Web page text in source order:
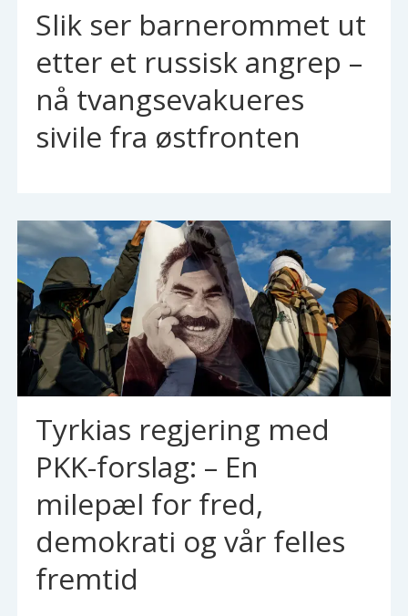
Slik ser barnerommet ut
etter et russisk angrep –
nå tvangsevakueres
sivile fra østfronten
Tyrkias regjering med
PKK-forslag: – En
milepæl for fred,
demokrati og vår felles
fremtid